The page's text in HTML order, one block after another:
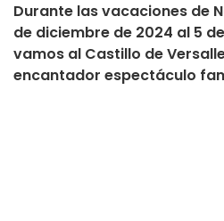
Durante las vacaciones de
de diciembre de 2024 al 5
vamos al Castillo de
encantador espectáculo